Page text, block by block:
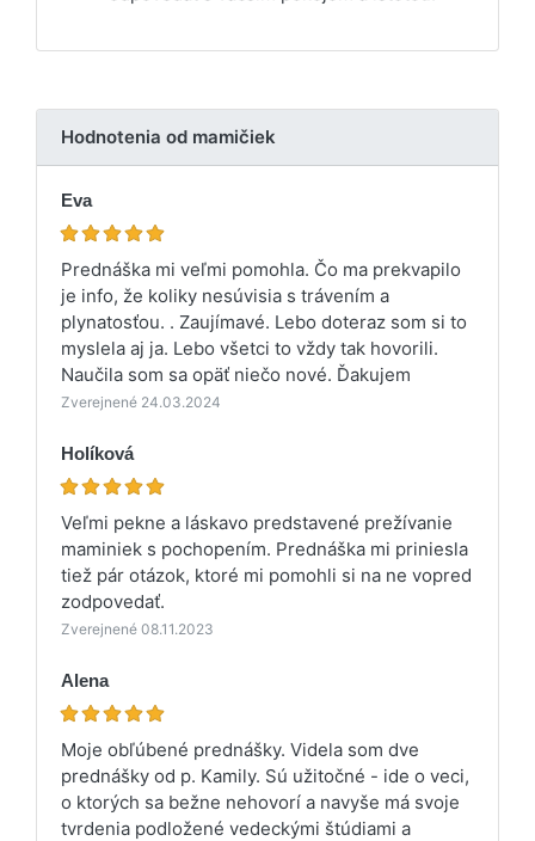
Hodnotenia od mamičiek
Eva
Prednáška mi veľmi pomohla. Čo ma prekvapilo
je info, že koliky nesúvisia s trávením a
plynatosťou. . Zaujímavé. Lebo doteraz som si to
myslela aj ja. Lebo všetci to vždy tak hovorili.
Naučila som sa opäť niečo nové. Ďakujem
Zverejnené 24.03.2024
Holíková
Veľmi pekne a láskavo predstavené prežívanie
maminiek s pochopením. Prednáška mi priniesla
tiež pár otázok, ktoré mi pomohli si na ne vopred
zodpovedať.
Zverejnené 08.11.2023
Alena
Moje obľúbené prednášky. Videla som dve
prednášky od p. Kamily. Sú užitočné - ide o veci,
o ktorých sa bežne nehovorí a navyše má svoje
tvrdenia podložené vedeckými štúdiami a